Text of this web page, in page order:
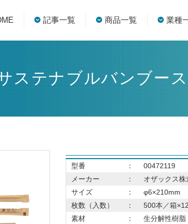
記事一覧 商品一覧 業種
ステナブルバンブー
型番 ：
00472119
メーカー
：
オザックス株
サイズ
：
φ6×210mm
枚数（入数）
：
500本／箱
素材
： 生分解性樹脂